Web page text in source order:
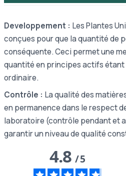
Developpement : Les Plantes
conçues pour que la quantité de
conséquente. Ceci permet une
quantité en principes actifs étant
ordinaire.
Contrôle : La qualité des
en permanence dans le respect
laboratoire (contrôle pendant et
garantir un niveau de qualité
4.8/5